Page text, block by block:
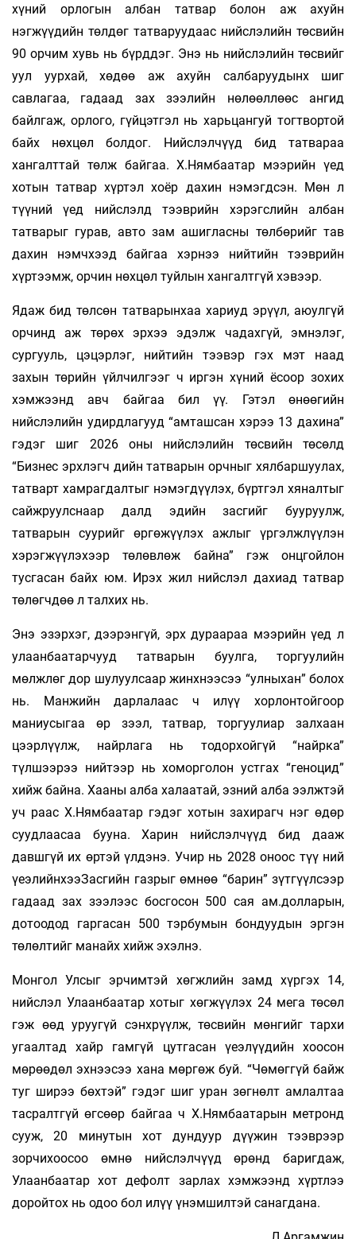
хүний орлогын албан татвар болон аж ахуйн
нэгжүүдийн төлдөг татваруудаас нийслэлийн төсвийн
90 орчим хувь нь бүрддэг. Энэ нь нийслэлийн төсвийг
уул уурхай, хөдөө аж ахуйн салбаруудынх шиг
савлагаа, гадаад зах зээлийн нөлөөллөөс ангид
байлгаж, орлого, гүйцэтгэл нь харьцангуй тогтвортой
байх нөхцөл болдог. Нийслэлчүүд бид татвараа
хангалттай төлж байгаа. Х.Нямбаатар мээрийн үед
хотын татвар хүртэл хоёр дахин нэмэгдсэн. Мөн л
түүний үед нийслэлд тээврийн хэрэгслийн албан
татварыг гурав, авто зам ашигласны төлбөрийг тав
дахин нэмчхээд байгаа хэрнээ нийтийн тээврийн
хүртээмж, орчин нөхцөл туйлын хангалтгүй хэвээр.
Ядаж бид төлсөн татварынхаа хариуд эрүүл, аюулгүй
орчинд аж төрөх эрхээ эдэлж чадахгүй, эмнэлэг,
сургууль, цэцэрлэг, нийтийн тээвэр гэх мэт наад
захын төрийн үйлчилгээг ч иргэн хүний ёсоор зохих
хэмжээнд авч байгаа бил үү. Гэтэл өнөөгийн
нийслэлийн удирдлагууд “амташсан хэрээ 13 дахина”
гэдэг шиг 2026 оны нийслэлийн төсвийн төсөлд
“Бизнес эрхлэгч­ дийн татварын орчныг хялбаршуулах,
татварт хамрагдалтыг нэмэгдүүлэх, бүртгэл хяналтыг
сайжруулснаар далд эдийн засгийг бууруулж,
татварын суурийг өргөжүүлэх ажлыг үргэлжлүүлэн
хэрэгжүүлэхээр төлөвлөж байна” гэж онцгойлон
тусгасан байх юм. Ирэх жил нийслэл дахиад татвар
төлөгчдөө л талхих нь.
Энэ эзэрхэг, дээрэнгүй, эрх дураараа мээрийн үед л
улаанбаатарчууд татварын буулга, торгуулийн
мөлжлөг дор шулуулсаар жинхнээсээ “улныхан” болох
нь. Манжийн дарлалаас ч илүү хорлонтойгоор
маниусыгаа өр зээл, татвар, торгуулиар залхаан
цээрлүүлж, найрлага нь тодорхойгүй “найрка”
түлшээрээ нийтээр нь хоморголон устгах “геноцид”
хийж байна. Хааны алба халаатай, эзний алба ээлжтэй
уч­ раас Х.Нямбаатар гэдэг хотын захирагч нэг өдөр
суудлаасаа бууна. Харин нийслэлчүүд бид дааж
давшгүй их өртэй үлдэнэ. Учир нь 2028 оноос түү­ ний
үеэ­лийн­хээЗасгийн газрыг өмнөө “барин” зүт­­гүүл­сээр
гадаад зах зээлээс босгосон 500 сая ам.дол­­­­ла­рын,
дотоодод гаргасан 500 тэрбумын бондуудын эргэн
төлөлтийг манайх хийж эхэлнэ.
Монгол Улсыг эрчимтэй хөгжлийн замд хүргэх 14,
нийслэл Улаанбаатар хотыг хөгжүүлэх 24 мега төсөл
гэж өөд уруугүй сэнхрүүлж, төсвийн мөнгийг тархи
угаалтад хайр гамгүй цутгасан үеэлүүдийн хоосон
мөрөөдөл эхнээсээ хана мөргөж буй. “Чөмөггүй байж
туг ширээ бөхтэй” гэдэг шиг уран зөгнөлт амлалтаа
тасралтгүй өгсөөр байгаа ч Х.Нямбаатарын метронд
сууж, 20 минутын хот дундуур дүүжин тээврээр
зорчихоосоо өмнө нийслэлчүүд өрөнд баригдаж,
Улаанбаатар хот дефолт зарлах хэмжээнд хүртлээ
доройтох нь одоо бол илүү үнэмшилтэй санагдана.